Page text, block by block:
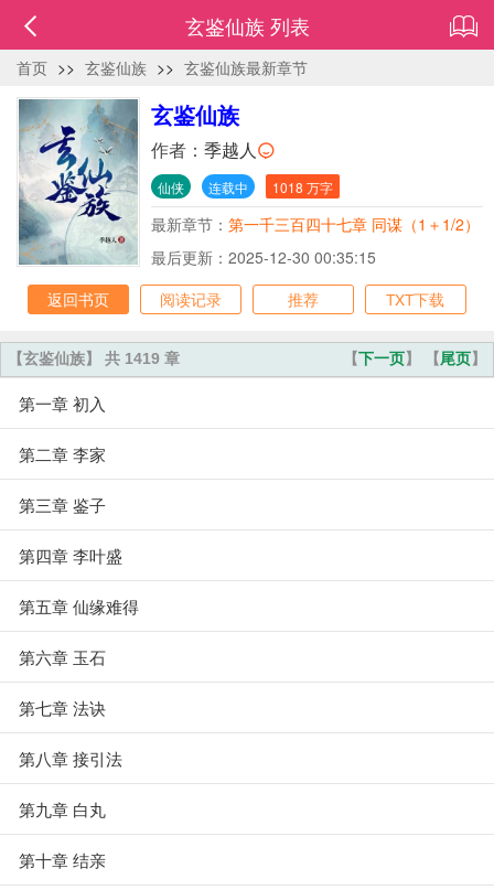
玄鉴仙族 列表
首页 >> 玄鉴仙族 >> 玄鉴仙族最新章节
玄鉴仙族
作者： 季越人
仙侠 连载中 1018 万字
最新章节： 第一千三百四十七章 同谋（1＋1/2）
万事达孙铭浩白银盟加更1/2
最后更新：2025-12-30 00:35:15
返回书页
阅读记录 推荐 TXT下载
【下一页】 【尾页】
【玄鉴仙族】 共 1419 章
第一章 初入
第二章 李家
第三章 鉴子
第四章 李叶盛
第五章 仙缘难得
第六章 玉石
第七章 法诀
第八章 接引法
第九章 白丸
第十章 结亲